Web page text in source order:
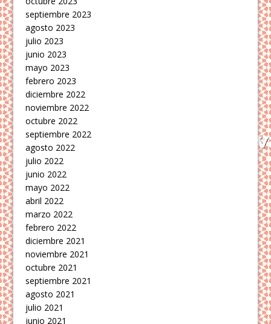
septiembre 2023
agosto 2023
julio 2023
junio 2023
mayo 2023
febrero 2023
diciembre 2022
noviembre 2022
octubre 2022
septiembre 2022
agosto 2022
julio 2022
junio 2022
mayo 2022
abril 2022
marzo 2022
febrero 2022
diciembre 2021
noviembre 2021
octubre 2021
septiembre 2021
agosto 2021
julio 2021
junio 2021